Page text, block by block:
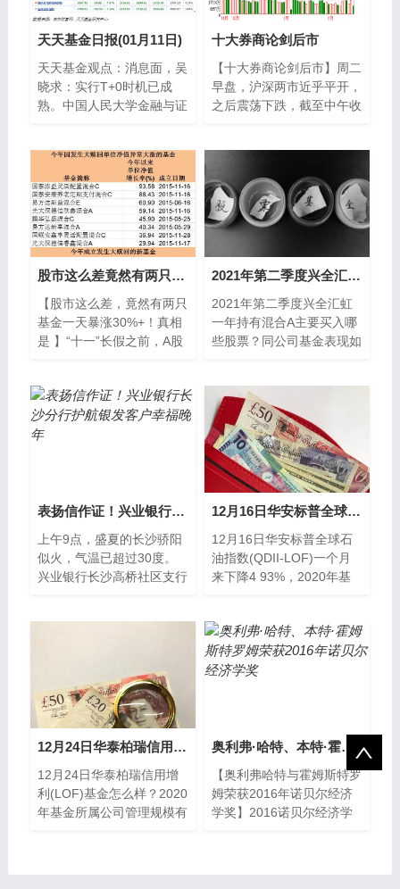
天天基金日报(01月11日)
天天基金观点：消息面，吴
晓求：实行T+0时机已成
熟。中国人民大学金融与证
和国际化的角...
十大券商论剑后市
【十大券商论剑后市】周二
早盘，沪深两市近乎平开，
之后震荡下跌，截至中午收
股市这么差竟然有两只基金一天暴涨30%+！真相看这里
【股市这么差，竟然有两只
基金一天暴涨30%+！真相
是 】“十一”长假之前，A股
置混
2021年第二季度兴全汇虹一年持有混合A基金主要买入哪些股票？同公司基金表现如何？
2021年第二季度兴全汇虹
一年持有混合A主要买入哪
些股票？同公司基金表现如
有混合A基金市场
表扬信作证！兴业银行长沙分行护航银发客户幸福晚年
上午9点，盛夏的长沙骄阳
似火，气温已超过30度。
兴业银行长沙高桥社区支行
12月16日华安标普全球石油指数(QDII-LOF)一个月来下降4.93%，2020年基金所属公司管理规模有哪些？
12月16日华安标普全球石
油指数(QDII-LOF)一个月
来下降4 93%，2020年基
整理的
12月24日华泰柏瑞信用增利(LOF)基金怎么样？2020年基金所属公司管理规模有哪些？
12月24日华泰柏瑞信用增
利(LOF)基金怎么样？2020
年基金所属公司管理规模有
奥利弗·哈特、本特·霍姆斯特罗姆荣获2016年诺贝尔经济学奖
【奥利弗哈特与霍姆斯特罗
姆荣获2016年诺贝尔经济
学奖】2016诺贝尔经济学